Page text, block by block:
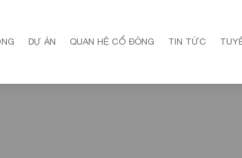
DỰ ÁN QUAN HỆ CỔ ĐÔNG TIN TỨC